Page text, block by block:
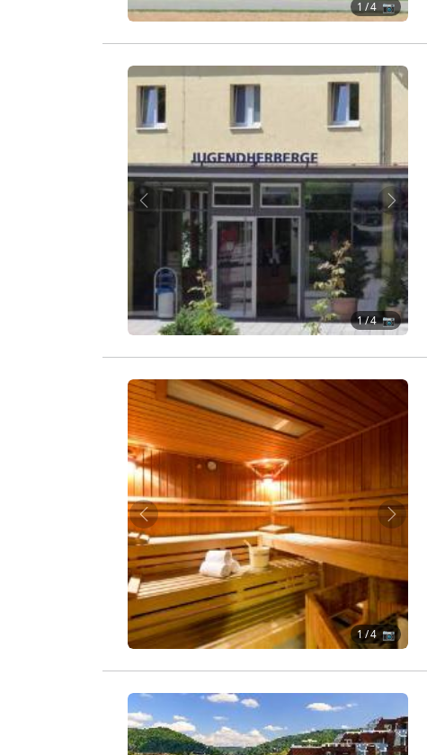
1 / 4 📷
Zurück Weiter
1/ 4 📷
Zurück Weiter
1 / 4 📷